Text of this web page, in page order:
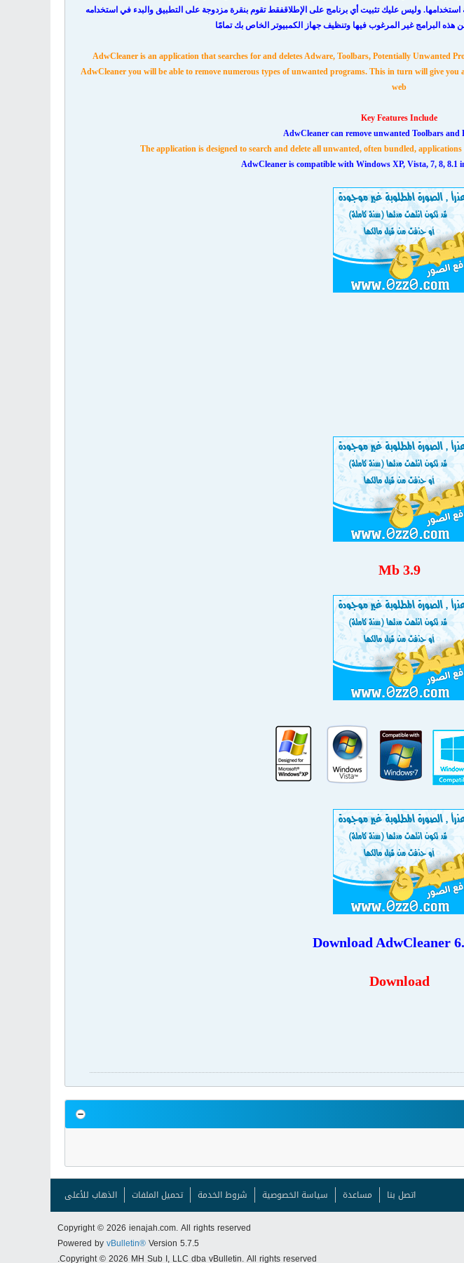
وليس عليك تثبيت أي برنامج على الإطلاقفقط تقوم بنقرة مزدوجة على التطبيق والبدء في استخدامه
هذه البرامج غير المرغوب فيها وتنظيف جهاز الكمبيوتر الخاص بك تمامًا
AdwCleaner is an application that searches for and deletes Adware, Toolbars, Potentially Unwanted
AdwCleaner you will be able to remove numerous types of unwanted programs. This in turn will give you
web
Key Features Include
AdwCleaner can remove unwanted Toolbars and
The application is designed to search and delete all unwanted, often bundled,
AdwCleaner is compatible with Windows XP, Vista, 7, 8, 8.1
3.9 Mb
Download AdwCleaner
Download
اتصل بنا مساعدة سياسة الخصوصية شروط الخدمة تحميل الملفات الذهاب للأعلى
Copyright © 2026 ienajah.com. All rights reserved
Powered byvBulletin®Version 5.7.5
Copyright © 2026 MH Sub I, LLC dba vBulletin. All rights reserved.